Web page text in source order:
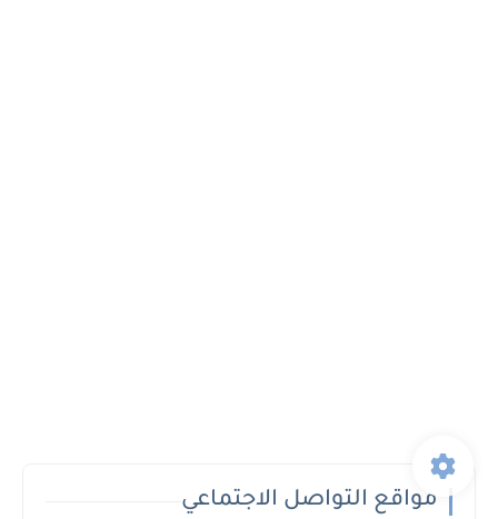
مواقع التواصل الاجتماعي